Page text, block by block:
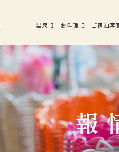
温泉 お料理 ご宿泊客
Top
Hot
温泉新着情報